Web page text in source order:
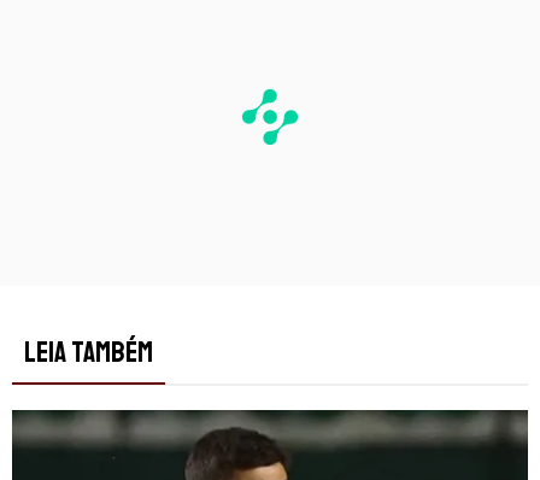
LEIA TAMBÉM